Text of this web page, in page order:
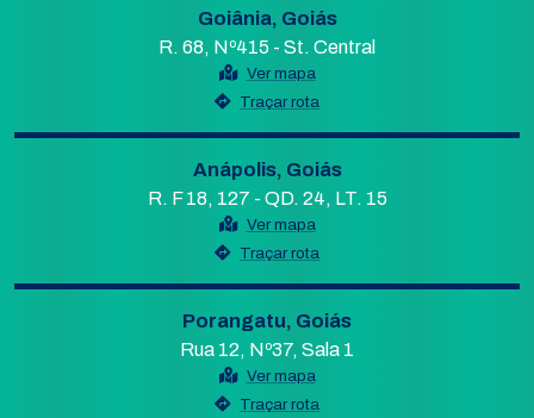
Goiânia, Goiás
R. 68, Nº415 - St. Central
Ver mapa
Traçar rota
Anápolis, Goiás
R. F 18, 127 - QD. 24, LT. 15
Ver mapa
Traçar rota
Porangatu, Goiás
Rua 12, Nº37, Sala 1
Ver mapa
Traçar rota